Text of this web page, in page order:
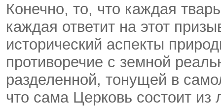
Конечно, то, что каждая
каждая ответит на этот
исторический аспекты
противоречие с земной
разделенной, тонущей в
что сама Церковь состоит